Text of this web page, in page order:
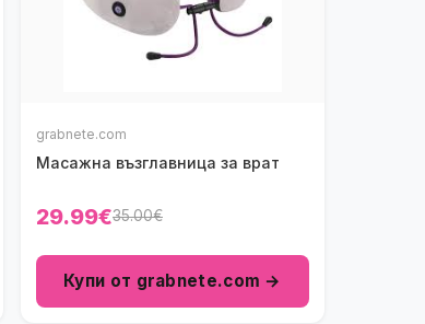
grabnete.com
Масажна възглавница за врат
29.99€35.00€
Купи от grabnete.com →